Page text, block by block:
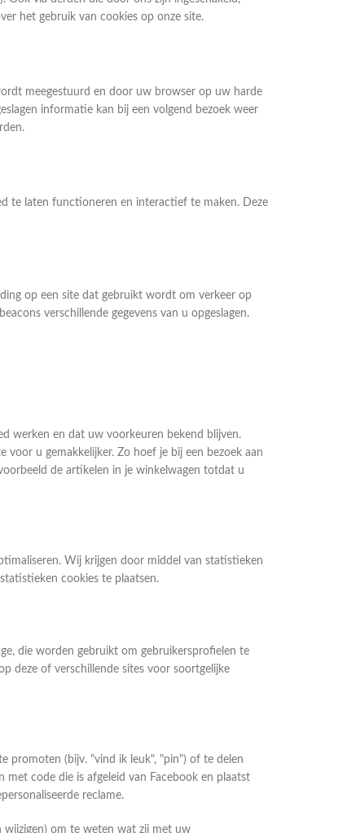
het gebruik van cookies op onze site.
meegestuurd en door uw browser op uw harde
informatie kan bij een volgend bezoek weer
te laten functioneren en interactief te maken. Deze
op een site dat gebruikt wordt om verkeer op
verschillende gegevens van u opgeslagen.
werken en dat uw voorkeuren bekend blijven.
u gemakkelijker. Zo hoef je bij een bezoek aan
de artikelen in je winkelwagen totdat u
Wij krijgen door middel van statistieken
cookies te plaatsen.
die worden gebruikt om gebruikersprofielen te
deze of verschillende sites voor soortgelijke
promoten (bijv. "vind ik leuk", "pin") of te delen
met code die is afgeleid van Facebook en plaatst
reclame.
wijzigen) om te weten wat zij met uw